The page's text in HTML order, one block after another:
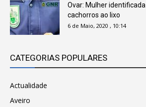
Ovar: Mulher
cachorros ao lixo
6 de Maio, 2020 , 10:14
CATEGORIAS POPULARES
Actualidade
Aveiro